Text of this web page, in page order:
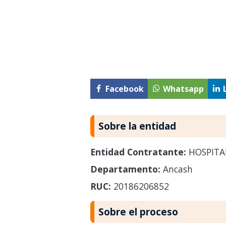
Facebook Whatsapp
Sobre la entidad
Entidad Contratante:
Departamento: Ancash
RUC: 20186206852
Sobre el proceso